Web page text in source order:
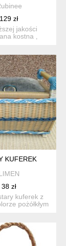
129 zł
jakości
kostna ,
SZT. ZESTAW
KUFEREK
38 zł
kuferek z
pożółkłym